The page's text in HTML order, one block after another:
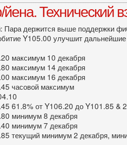
Технический
Пара держится выше поддержки
Y105.00 улучшит дальнейшие
максимум 10 декабря
максимум 14 декабря
максимум 16 декабря
часовой максимум
61.8% от Y106.20 до Y101.85 &
минимум 8 декабря
минимум 7 декабря
текущий минимум 2 декабря,